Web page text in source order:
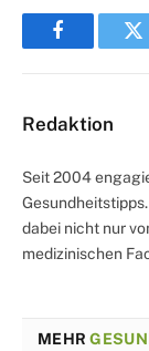
Facebook
Redaktion
Seit 2004
dabei nicht nur
medizinischen
MEHR